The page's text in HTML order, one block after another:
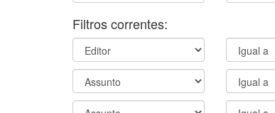
Filtros correntes: